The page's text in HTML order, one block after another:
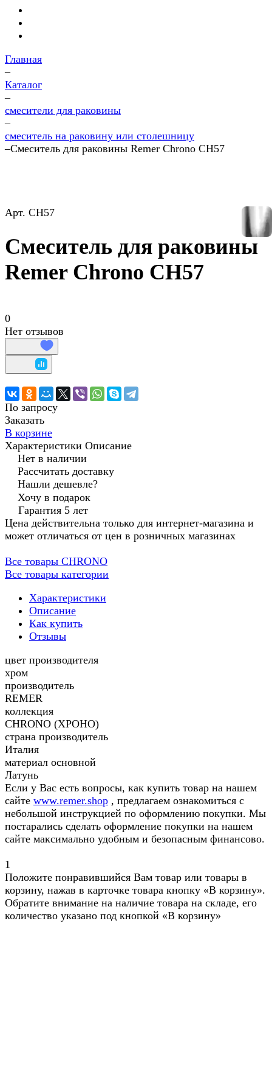
Главная
–
Каталог
–
смесители для раковины
–
смеситель на раковину или столешницу
–Смеситель для раковины Remer Chrono CH57
Арт. CH57
Смеситель для раковины
Remer Chrono CH57
0
Нет отзывов
По запросу
Заказать
В корзине
Характеристики Описание
Нет в наличии
Рассчитать доставку
Нашли дешевле?
Хочу в подарок
Гарантия 5 лет
Цена действительна только для интернет-магазина и
может отличаться от цен в розничных магазинах
Все товары CHRONO
Все товары категории
Характеристики
Описание
Как купить
Отзывы
цвет производителя
хром
производитель
REMER
коллекция
CHRONO (ХРОНО)
страна производитель
Италия
материал основной
Латунь
Если у Вас есть вопросы, как купить товар на нашем
сайте www.remer.shop , предлагаем ознакомиться с
небольшой инструкцией по оформлению покупки. Мы
постарались сделать оформление покупки на нашем
сайте максимально удобным и безопасным финансово.
1
Положите понравившийся Вам товар или товары в
корзину, нажав в карточке товара кнопку «В корзину».
Обратите внимание на наличие товара на складе, его
количество указано под кнопкой «В корзину»